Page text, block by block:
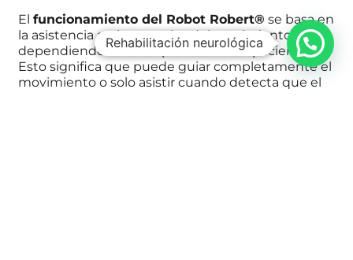
El funcionamiento del Robot Robert® se basa en
la asistencia activa o pasiva del movimiento,
dependiendo de las capacidades del paciente.
Esto significa que puede guiar completamente el
movimiento o solo asistir cuando detecta que el
Rehabilitación neurológica